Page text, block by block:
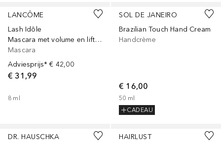
LANCÔME
Lash Idôle
Mascara met volume en lifting-effect voor langere wimpers zonder klontjes
Mascara
Adviesprijs* € 42,00
€ 31,99
8 ml
SOL DE JANEIRO
Brazilian Touch Hand Cream
Handcrème
€ 16,00
50 ml
CADEAU
DR. HAUSCHKA
HAIRLUST